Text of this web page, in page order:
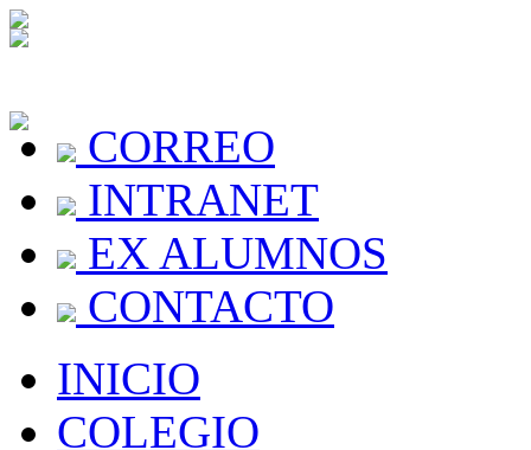
CORREO
INTRANET
EX ALUMNOS
CONTACTO
INICIO
COLEGIO